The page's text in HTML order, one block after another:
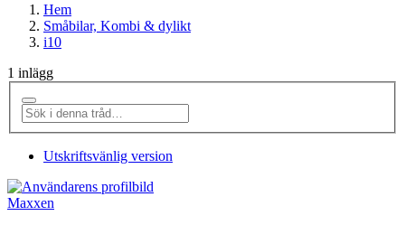
Hem
Småbilar, Kombi & dylikt
i10
1 inlägg
Utskriftsvänlig version
Maxxen